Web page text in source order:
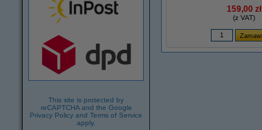
This site is protected by
reCAPTCHA and the Google
Privacy Policy and Terms of Service
apply.
159,00 zł
(z VAT)